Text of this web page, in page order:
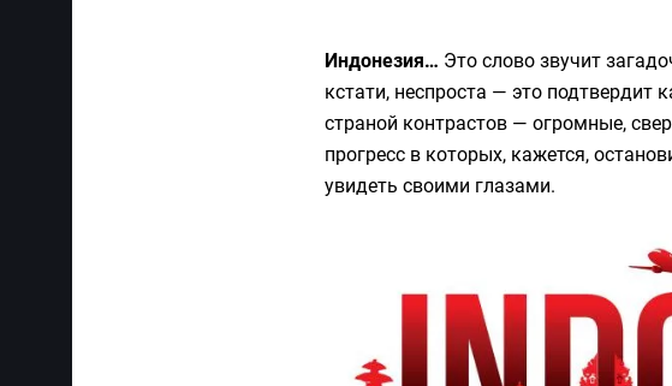
Индонезия… Это слово звучит
кстати, неспроста — это
страной контрастов — огромные,
прогресс в которых, кажется,
увидеть своими глазами.